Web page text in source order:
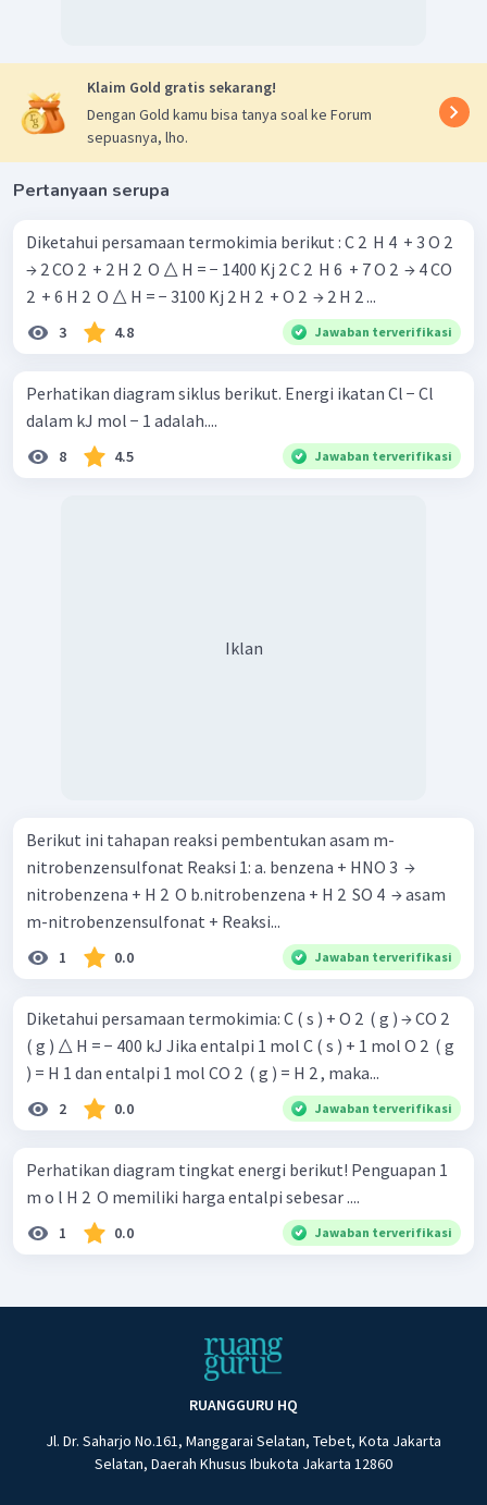
Klaim Gold gratis sekarang!
Dengan Gold kamu bisa tanya soal ke Forum
sepuasnya, lho.
Pertanyaan serupa
Diketahui persamaan termokimia berikut : C 2 ​ H 4 ​ + 3 O 2 ​
→ 2 CO 2 ​ + 2 H 2 ​ O △ H = − 1400 Kj 2 C 2 ​ H 6 ​ + 7 O 2 ​ → 4 CO
2 ​ + 6 H 2 ​ O △ H = − 3100 Kj 2 H 2 ​ + O 2 ​ → 2 H 2 ​...
3 4.8 Jawaban terverifikasi
Perhatikan diagram siklus berikut. Energi ikatan Cl − Cl
dalam kJ mol − 1 adalah....
8 4.5 Jawaban terverifikasi
Iklan
Berikut ini tahapan reaksi pembentukan asam m-
nitrobenzensulfonat Reaksi 1: a. benzena + HNO 3 ​ →
nitrobenzena + H 2 ​ O b.nitrobenzena + H 2 ​ SO 4 ​ → asam
m-nitrobenzensulfonat + Reaksi...
1 0.0 Jawaban terverifikasi
Diketahui persamaan termokimia: C ( s ) + O 2 ​ ( g ) → CO 2 ​
( g ) △ H = − 400 kJ Jika entalpi 1 mol C ( s ) + 1 mol O 2 ​ ( g
) = H 1 dan entalpi 1 mol CO 2 ​ ( g ) = H 2 , maka...
2 0.0 Jawaban terverifikasi
Perhatikan diagram tingkat energi berikut! Penguapan 1
m o l H 2 ​ O memiliki harga entalpi sebesar ....
1 0.0 Jawaban terverifikasi
RUANGGURU HQ
Jl. Dr. Saharjo No.161, Manggarai Selatan, Tebet, Kota Jakarta
Selatan, Daerah Khusus Ibukota Jakarta 12860